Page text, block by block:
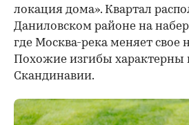
локация дома». Квартал
Даниловском районе на
где Москва-река меняет свое
Похожие изгибы характерны
Скандинавии.